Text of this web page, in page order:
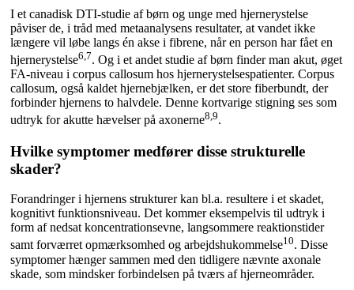
I et canadisk DTI-studie af børn og unge med hjernerystelse
påviser de, i tråd med metaanalysens resultater, at vandet ikke
længere vil løbe langs én akse i fibrene, når en person har fået en
hjernerystelse6,7. Og i et andet studie af børn finder man akut, øget
FA-niveau i corpus callosum hos hjernerystelsespatienter. Corpus
callosum, også kaldet hjernebjælken, er det store fiberbundt, der
forbinder hjernens to halvdele. Denne kortvarige stigning ses som
udtryk for akutte hævelser på axonerne8,9.
Hvilke symptomer medfører disse strukturelle
skader?
Forandringer i hjernens strukturer kan bl.a. resultere i et skadet,
kognitivt funktionsniveau. Det kommer eksempelvis til udtryk i
form af nedsat koncentrationsevne, langsommere reaktionstider
samt forværret opmærksomhed og arbejdshukommelse10. Disse
symptomer hænger sammen med den tidligere nævnte axonale
skade, som mindsker forbindelsen på tværs af hjerneområder.